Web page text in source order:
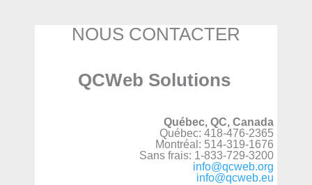
NOUS CONTACTER
QCWeb Solutions
Québec, QC, Canada
Québec: 418-476-2365
Montréal: 514-319-1676
Sans frais: 1-833-729-3200
info@qcweb.org
info@qcweb.eu